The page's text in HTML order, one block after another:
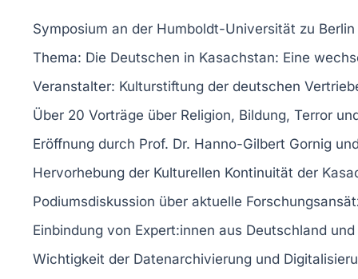
Symposium an der Humboldt-Universität zu Berlin
Thema: Die Deutschen in Kasachstan: Eine
Veranstalter: Kulturstiftung der deutschen
Über 20 Vorträge über Religion, Bildung, Terror
Eröffnung durch Prof. Dr. Hanno-Gilbert Gornig
Hervorhebung der Kulturellen Kontinuität der
Podiumsdiskussion über aktuelle
Einbindung von Expert:innen aus Deutschland
Wichtigkeit der Datenarchivierung und